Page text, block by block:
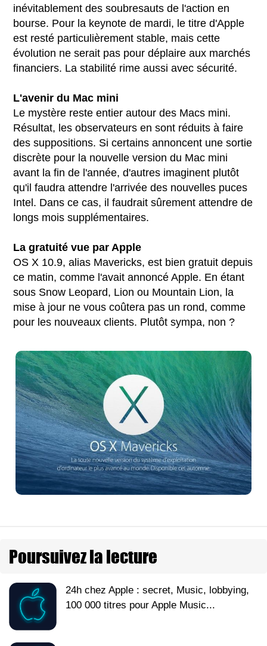
inévitablement des soubresauts de l'action en
bourse. Pour la keynote de mardi, le titre d'Apple
est resté particulièrement stable, mais cette
évolution ne serait pas pour déplaire aux marchés
financiers. La stabilité rime aussi avec sécurité.
L'avenir du Mac mini
Le mystère reste entier autour des Macs mini.
Résultat, les observateurs en sont réduits à faire
des suppositions. Si certains annoncent une sortie
discrète pour la nouvelle version du Mac mini
avant la fin de l'année, d'autres imaginent plutôt
qu'il faudra attendre l'arrivée des nouvelles puces
Intel. Dans ce cas, il faudrait sûrement attendre de
longs mois supplémentaires.
La gratuité vue par Apple
OS X 10.9, alias Mavericks, est bien gratuit depuis
ce matin, comme l'avait annoncé Apple. En étant
sous Snow Leopard, Lion ou Mountain Lion, la
mise à jour ne vous coûtera pas un rond, comme
pour les nouveaux clients. Plutôt sympa, non ?
Poursuivez la lecture
24h chez Apple : secret, Music, lobbying,
100 000 titres pour Apple Music...